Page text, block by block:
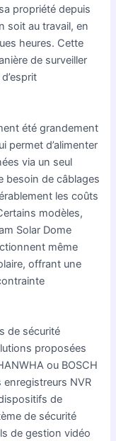
propriété depuis
soit au travail, en
heures. Cette
de surveiller
été grandement
permet d’alimenter
via un seul
besoin de câblages
les coûts
modèles,
Solar Dome
même
offrant une
de sécurité
proposées
ou BOSCH
enregistreurs NVR
de
de sécurité
de gestion vidéo